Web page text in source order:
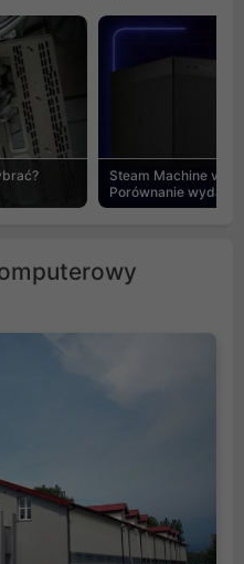
Steam Machine vs
Porównanie